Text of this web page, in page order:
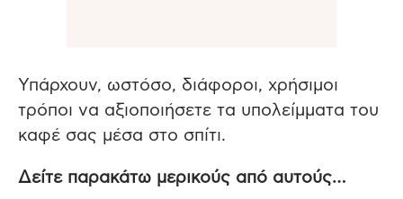
Υπάρχουν, ωστόσο, διάφοροι, χρήσιμοι
τρόποι να αξιοποιήσετε τα υπολείμματα του
καφέ σας μέσα στο σπίτι.
Δείτε παρακάτω μερικούς από αυτούς…